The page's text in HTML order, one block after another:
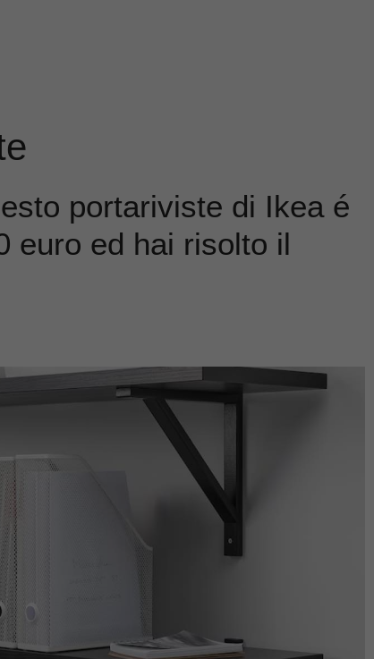
portariviste di Ikea é
euro ed hai risolto il